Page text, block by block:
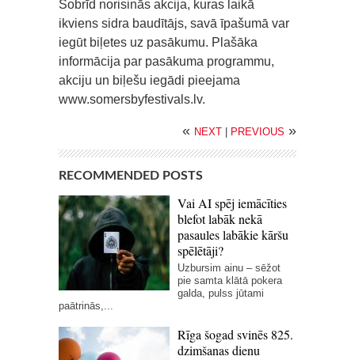
Šobrīd norisinās akcija, kuras laikā
ikviens sidra baudītājs, savā īpašumā var
iegūt biļetes uz pasākumu. Plašāka
informācija par pasākuma programmu,
akciju un biļešu iegādi pieejama
www.somersbyfestivals.lv.
« NEXT PREVIOUS »
RECOMMENDED POSTS
Vai AI spēj iemācīties
blefot labāk nekā
pasaules labākie kāršu
spēlētāji?
Uzbursim ainu – sēžot
pie samta klātā pokera
galda, pulss jūtami
paātrinās,...
Rīga šogad svinēs 825.
dzimšanas dienu